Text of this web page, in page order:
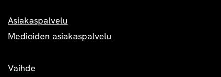
Asiakaspalvelu
Medioiden asiakaspalvelu
Vaihde